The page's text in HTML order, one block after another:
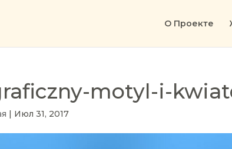
О Проекте
motyl-i-
| Июл 31, 2017